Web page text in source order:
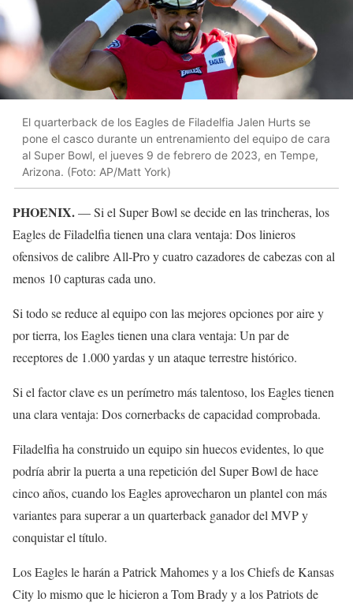
El quarterback de los Eagles de Filadelfia Jalen Hurts se
pone el casco durante un entrenamiento del equipo de cara
al Super Bowl, el jueves 9 de febrero de 2023, en Tempe,
Arizona. (Foto: AP/Matt York)
PHOENIX.— Si el Super Bowl se decide en las trincheras, los
Eagles de Filadelfia tienen una clara ventaja: Dos linieros
ofensivos de calibre All-Pro y cuatro cazadores de cabezas con al
menos 10 capturas cada uno.
Si todo se reduce al equipo con las mejores opciones por aire y
por tierra, los Eagles tienen una clara ventaja: Un par de
receptores de 1.000 yardas y un ataque terrestre histórico.
Si el factor clave es un perímetro más talentoso, los Eagles tienen
una clara ventaja: Dos cornerbacks de capacidad comprobada.
Filadelfia ha construido un equipo sin huecos evidentes, lo que
podría abrir la puerta a una repetición del Super Bowl de hace
cinco años, cuando los Eagles aprovecharon un plantel con más
variantes para superar a un quarterback ganador del MVP y
conquistar el título.
Los Eagles le harán a Patrick Mahomes y a los Chiefs de Kansas
City lo mismo que le hicieron a Tom Brady y a los Patriots de